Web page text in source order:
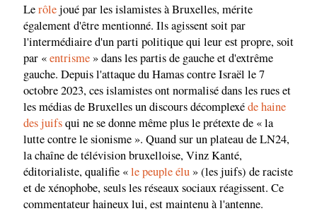
Lerôlejoué par les islamistes à Bruxelles, mérite
également d'être mentionné. Ils agissent soit par
l'intermédiaire d'un parti politique qui leur est propre, soit
par «entrisme» dans les partis de gauche et d'extrême
gauche. Depuis l'attaque du Hamas contre Israël le 7
octobre 2023, ces islamistes ont normalisé dans les rues et
les médias de Bruxelles un discours décomplexéde haine
des juifsqui ne se donne même plus le prétexte de « la
lutte contre le sionisme ». Quand sur un plateau de LN24,
la chaîne de télévision bruxelloise, Vinz Kanté,
éditorialiste, qualifie «le peuple élu» (les juifs) de raciste
et de xénophobe, seuls les réseaux sociaux réagissent. Ce
commentateur haineux lui, est maintenu à l'antenne.